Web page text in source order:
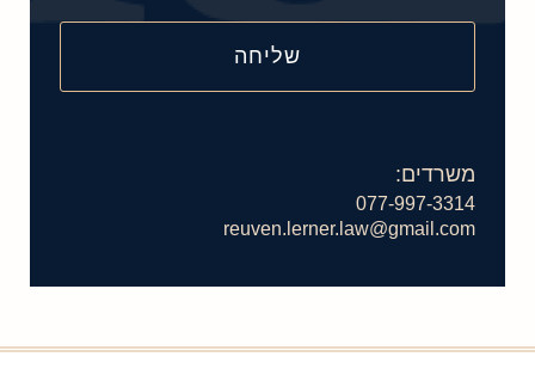
משרדים:
077-997-3314
reuven.lerner.law@gmail.com